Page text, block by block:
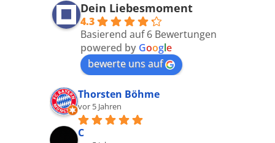
Dein Liebesmoment
4.3
Basierend auf 6 Bewertungen
powered by Google
bewerte uns auf
Thorsten Böhme
vor 5 Jahren
C